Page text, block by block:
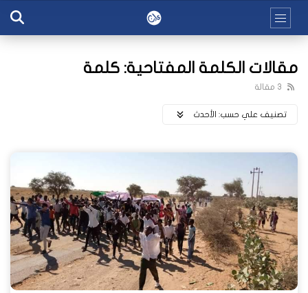
مقالات الكلمة المفتاحية: كلمة
3 مقالة
تصنيف علي حسب: اﻷحدث